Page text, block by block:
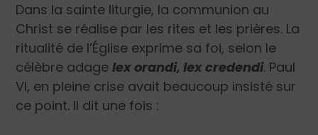
Dans la sainte liturgie, la communion au
Christ se réalise par les rites et les prières. La
ritualité de l’Église exprime sa foi, selon le
célèbre adagelex orandi, lex credendi. Paul
VI, en pleine crise avait beaucoup insisté sur
ce point. Il dit une fois :